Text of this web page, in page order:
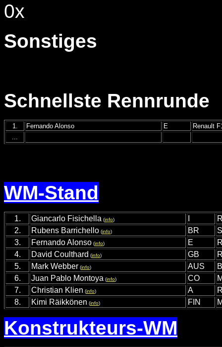
0x
Sonstiges
Schnellste Rennrunde
1. Fernando Alonso E
Renault
...
WM-Stand
1. Giancarlo Fisichella (info)
2.
Rubens Barrichello (info) BR
3.
Fernando Alonso (info) E
4.
David Coulthard (info) GB
5.
Mark Webber (info) AUS
6.
Juan Pablo Montoya (info) CO
7.
Christian Klien (info) A
8.
Kimi Räikkönen (info) FIN
Konstrukteurs-WM